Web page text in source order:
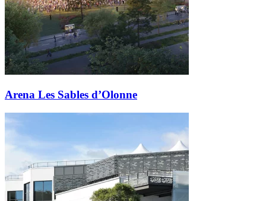
Arena Les Sables d’Olonne